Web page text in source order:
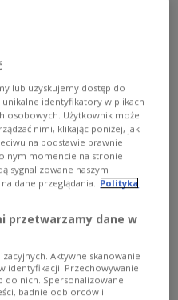
mogła liczyć na
z Rosją w 1792 r.
naiwnie zakładał, że
lub uzyskujemy dostęp do
identyfikatory w plikach
osobowych. Użytkownik może
nimi, klikając poniżej, jak
na podstawie prawnie
momencie na stronie
sygnalizowane naszym
dane przeglądania.
Polityka
przetwarzamy dane w
Aktywne skanowanie
identyfikacji. Przechowywanie
do nich. Spersonalizowane
badnie odbiorców i